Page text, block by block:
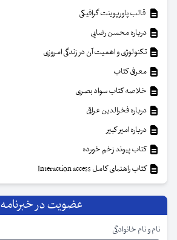
قالب پاورپوینت گرافیکی
درباره محسن رضایی
تکنولوژی و اهمیت آن در زندگی امروزی
معرفی کتاب
خلاصه کتاب سواد بصری
درباره فخرالدین عراقی
درباره امیر کبیر
کتاب پیوند زخم خورده
کتاب راهنمای کامل Interaction access
عضویت در خبرنامه
نام و نام خانوادگی